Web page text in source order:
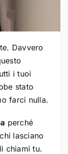
Davvero
i tuoi
stato
farci nulla.
perché
lasciano
chiami tu.